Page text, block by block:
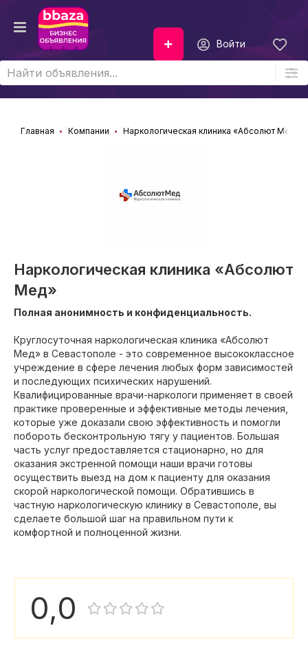
Войти
Главная Компании Наркологическая клиника «Абсолют Мед»
Наркологическая клиника «Абсолют
Мед»
Полная анонимность и конфиденциальность.
Круглосуточная наркологическая клиника «Абсолют
Мед» в Севастополе - это современное высококлассное
учреждение в сфере лечения любых форм зависимостей
и последующих психических нарушений.
Квалифицированные врачи-наркологи применяет в своей
практике проверенные и эффективные методы лечения,
которые уже доказали свою эффективность и помогли
побороть бесконтрольную тягу у пациентов. Большая
часть услуг предоставляется стационарно, но для
оказания экстренной помощи наши врачи готовы
осуществить выезд на дом к пациенту для оказания
скорой наркологической помощи. Обратившись в
частную наркологическую клинику в Севастополе, вы
сделаете большой шаг на правильном пути к
комфортной и полноценной жизни.
0,0